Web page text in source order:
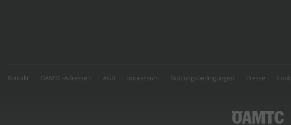
Kontakt ÖAMTC-Adressen AGB Impressum Nutzungsbedingungen Presse
https://